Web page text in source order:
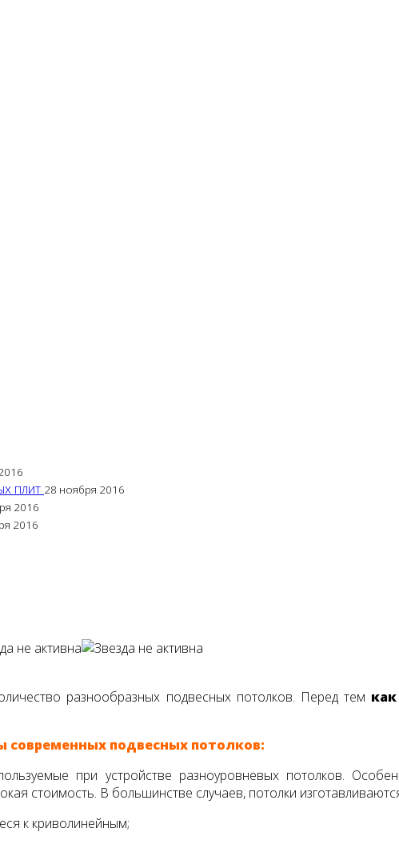
плит 28 ноября 2016
2016
2016
разнообразных подвесных потолков. Перед тем
подвесных потолков:
при устройстве разноуровневых потолков.
стоимость. В большинстве случаев, потолки
к криволинейным;